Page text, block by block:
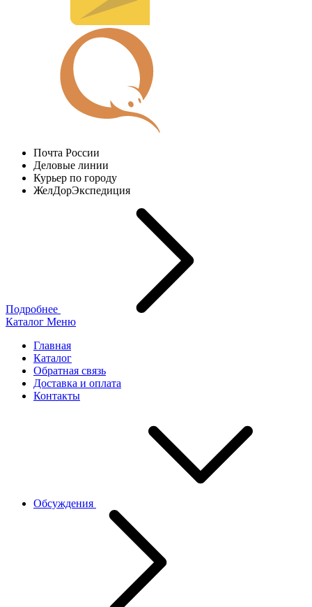
Почта России
Деловые линии
Курьер по городу
ЖелДорЭкспедиция
Подробнее
Каталог Меню
Главная
Каталог
Обратная связь
Доставка и оплата
Контакты
Обсуждения